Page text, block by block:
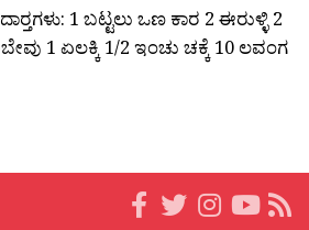
1 ಬಟ್ಟಲು ಒಣ ಕಾರ 2 ಈರುಳ್ಳಿ 2
1 ಏಲಕ್ಕಿ 1/2 ಇಂಚು ಚಕ್ಕೆ 10 ಲವಂಗ